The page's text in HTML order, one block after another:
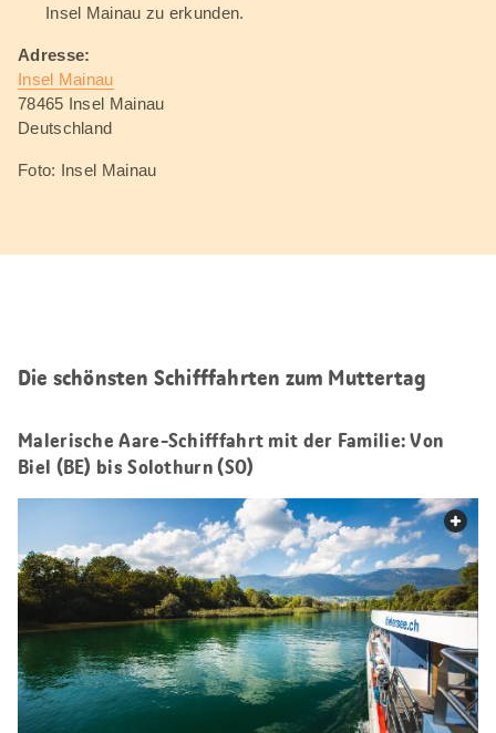
Insel Mainau zu erkunden.
Adresse:
Insel Mainau
78465 Insel Mainau
Deutschland
Foto: Insel Mainau
Die schönsten Schifffahrten zum Muttertag
Malerische Aare-Schifffahrt mit der Familie: Von
Biel (BE) bis Solothurn (SO)